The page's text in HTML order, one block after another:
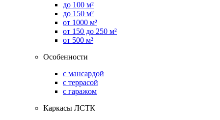
до 100 м²
до 150 м²
от 1000 м²
от 150 до 250 м²
от 500 м²
Особенности
с мансардой
с террасой
с гаражом
Каркасы ЛСТК